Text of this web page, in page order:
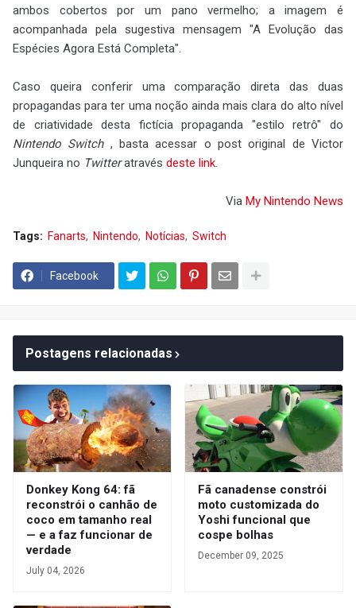
ambos cobertos por um pano vermelho; a imagem é
acompanhada pela sugestiva mensagem "A Evolução das
Espécies Agora Está Completa".
Caso queira conferir uma comparação direta das duas
propagandas para ter uma noção ainda mais clara do alto nível
de criatividade desta fictícia propaganda "estilo retrô" do
Nintendo Switch, basta acessar o post original de Victor
Junqueira no Twitteratravés deste link.
Via My Nintendo News
Tags: Fanarts Nintendo Notícias Switch
Facebook
Postagens relacionadas
Donkey Kong 64: fã
reconstrói o canhão de
coco em tamanho real
— e a faz funcionar de
verdade
July 04, 2026
Fã canadense constrói
moto customizada do
Yoshi funcional que
cospe bolhas
December 09, 2025